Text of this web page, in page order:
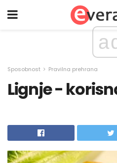
Sposobnost Pravilna prehrana
Lignje -